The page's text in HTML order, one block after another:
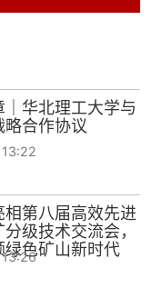
华北理工大学与
合作协议
第八届高效先进
级技术交流会，
绿色矿山新时代